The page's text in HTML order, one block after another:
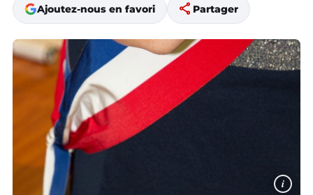
Ajoutez-nous en favori share Partager
i